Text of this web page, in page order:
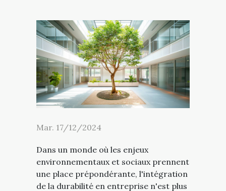
Mar. 17/12/2024
Dans un monde où les enjeux
environnementaux et sociaux prennent
une place prépondérante, l'intégration
de la durabilité en entreprise n'est plus